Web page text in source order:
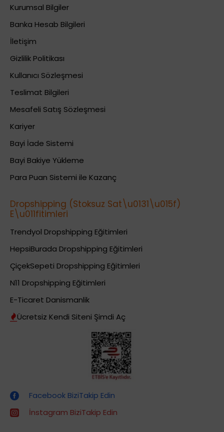
Kurumsal Bilgiler
Banka Hesab Bilgileri
İletişim
Gizlilik Politikası
Kullanıcı Sözleşmesi
Teslimat Bilgileri
Mesafeli Satış Sözleşmesi
Kariyer
Bayi İade Sistemi
Bayi Bakiye Yükleme
Para Puan Sistemi ile Kazanç
Dropshipping (Stoksuz Sat\u0131\u015f)
E\u011fitimleri
Trendyol Dropshipping Eğitimleri
HepsiBurada Dropshipping Eğitimleri
ÇiçekSepeti Dropshipping Eğitimleri
N11 Dropshipping Eğitimleri
E-Ticaret Danismanlik
Ücretsiz Kendi Siteni Şimdi Aç
Facebook BiziTakip Edin
İnstagram BiziTakip Edin